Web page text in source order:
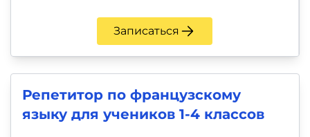
Записаться
Репетитор по французскому
языку для учеников 1-4 классов